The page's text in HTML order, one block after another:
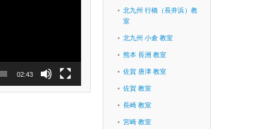
02:43
北九州 行橋（長井浜）教
室
北九州 小倉 教室
熊本 長洲 教室
佐賀 唐津 教室
佐賀 教室
長崎 教室
宮崎 教室